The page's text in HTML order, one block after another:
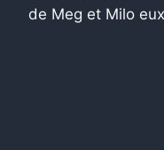
de Meg et Milo